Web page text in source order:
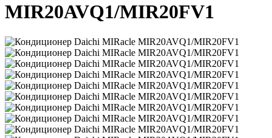
MIR20AVQ1/MIR20FV1